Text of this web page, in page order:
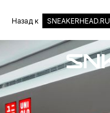
Назад к SNEAKERHEAD.RU